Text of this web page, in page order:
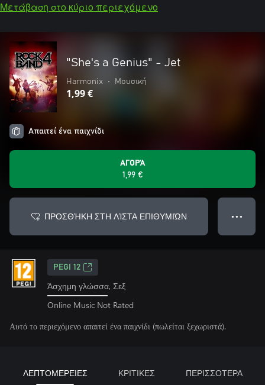
Μετάβαση στο κύριο περιεχόμενο
"She's a Genius" - Jet
Harmonix • Μουσική
1,99 €
Απαιτεί ένα παιχνίδι
ΑΓΟΡΆ
1,99 €
ΠΡΟΣΘΉΚΗ ΣΤΗ ΛΊΣΤΑ ΕΠΙΘΥΜΙΏΝ ● ● ●
PEGI 12
Άσχημη γλώσσα, Σεξ
Online Music Not Rated
Αυτό το περιεχόμενο απαιτεί ένα παιχνίδι (πωλείται ξεχωριστά).
ΛΕΠΤΟΜΕΡΕΙΕΣ ΚΡΙΤΙΚΕΣ ΠΕΡΙΣΣΟΤΕΡΑ